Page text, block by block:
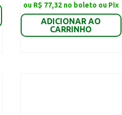
ou R$ 77,32 no boleto ou Pix
ADICIONAR AO
CARRINHO